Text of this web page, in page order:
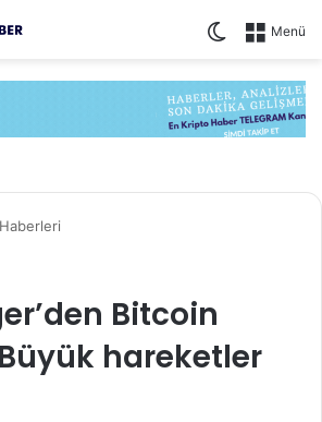
Menü
Dış
Bitcoin
hareketler